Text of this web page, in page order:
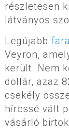
részletesen
látványos
Legújabb
Veyron,
került. Nem
dollár, azaz
csekély
híressé vált
vásárló